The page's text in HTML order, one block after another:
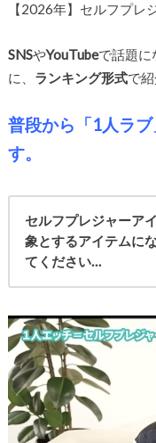
【2026年】セルフプレ
SNSやYouTubeで話題に
に、 ランキング形式で紹
普段から「1人ラ
す。
セルフプレジャーア
象とするアイテムに
てください…